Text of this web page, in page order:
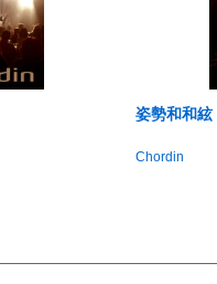
姿勢和和絃
Chordin